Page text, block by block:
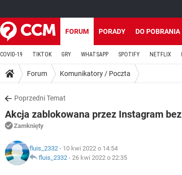
FORUM PORADY DO POBRANIA
COVID-19 TIKTOK GRY WHATSAPP SPOTIFY NETFLIX
Forum Komunikatory / Poczta
Poprzedni Temat
Akcja zablokowana przez Instagram
Zamknięty
fluis_2332 - 10 kwi 2022 o 14:54
fluis_2332 - 26 kwi 2022 o 22:35